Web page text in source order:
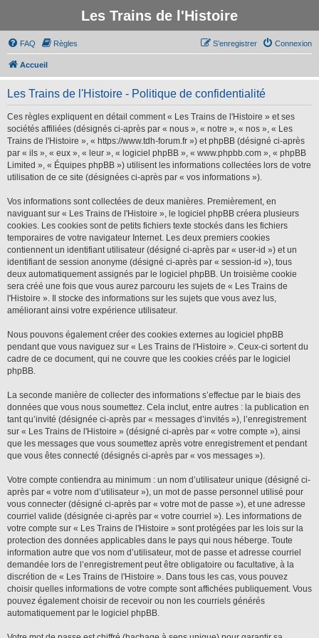
Les Trains de l'Histoire
FAQ Règles Connexion
S’enregistrer
Accueil
Les Trains de l'Histoire - Politique de confidentialité
Ces règles expliquent en détail comment « Les Trains de l'Histoire » et ses
sociétés affiliées (désignés ci-après par « nous », « notre », « nos », « Les
Trains de l'Histoire », « https://www.tdh-forum.fr ») et phpBB (désigné ci-après
par « ils », « eux », « leur », « logiciel phpBB », « www.phpbb.com », « phpBB
Limited », « Équipes phpBB ») utilisent les informations collectées lors de votre
utilisation de ce site (désignées ci-après par « vos informations »).
Vos informations sont collectées de deux manières. Premièrement, en
naviguant sur « Les Trains de l'Histoire », le logiciel phpBB créera plusieurs
cookies. Les cookies sont de petits fichiers texte stockés dans les fichiers
temporaires de votre navigateur Internet. Les deux premiers cookies
contiennent un identifiant utilisateur (désigné ci-après par « user-id ») et un
identifiant de session anonyme (désigné ci-après par « session-id »), tous
deux automatiquement assignés par le logiciel phpBB. Un troisième cookie
sera créé une fois que vous aurez parcouru les sujets de « Les Trains de
l'Histoire ». Il stocke des informations sur les sujets que vous avez lus,
améliorant ainsi votre expérience utilisateur.
Nous pouvons également créer des cookies externes au logiciel phpBB
pendant que vous naviguez sur « Les Trains de l'Histoire ». Ceux-ci sortent du
cadre de ce document, qui ne couvre que les cookies créés par le logiciel
phpBB.
La seconde manière de collecter des informations s’effectue par le biais des
données que vous nous soumettez. Cela inclut, entre autres : la publication en
tant qu’invité (désignée ci-après par « messages d’invités »), l’enregistrement
sur « Les Trains de l'Histoire » (désigné ci-après par « votre compte »), ainsi
que les messages que vous soumettez après votre enregistrement et pendant
que vous êtes connecté (désignés ci-après par « vos messages »).
Votre compte contiendra au minimum : un nom d’utilisateur unique (désigné ci-
après par « votre nom d’utilisateur »), un mot de passe personnel utilisé pour
vous connecter (désigné ci-après par « votre mot de passe »), et une adresse
courriel valide (désignée ci-après par « votre courriel »). Les informations de
votre compte sur « Les Trains de l'Histoire » sont protégées par les lois sur la
protection des données applicables dans le pays qui nous héberge. Toute
information autre que vos nom d’utilisateur, mot de passe et adresse courriel
demandée lors de l’enregistrement peut être obligatoire ou facultative, à la
discrétion de « Les Trains de l'Histoire ». Dans tous les cas, vous pouvez
choisir quelles informations de votre compte sont affichées publiquement. Vous
pouvez également choisir de recevoir ou non les courriels générés
automatiquement par le logiciel phpBB.